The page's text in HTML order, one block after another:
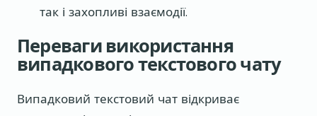
так і захопливі взаємодії.
Переваги використання
випадкового текстового чату
Випадковий текстовий чат відкриває